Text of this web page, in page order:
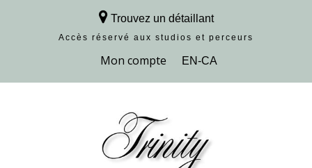
Trouvez un détaillant
Accès réservé aux studios et perceurs